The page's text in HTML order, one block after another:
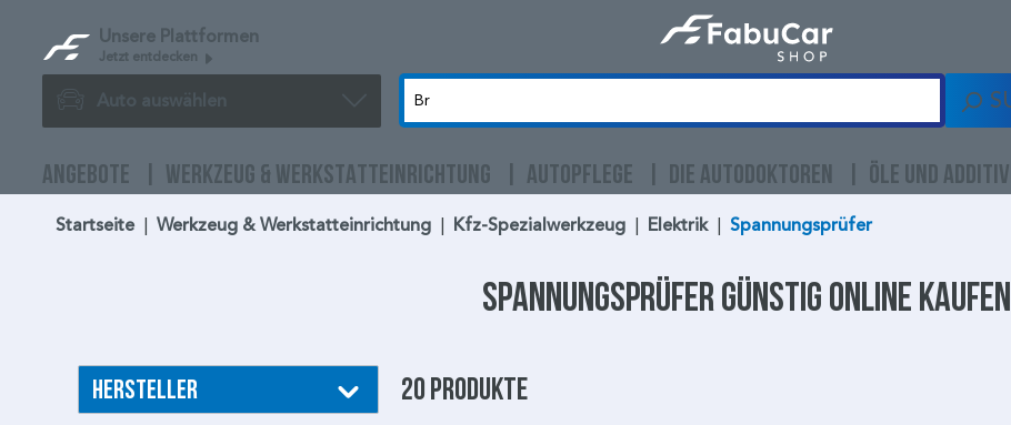
Unsere Plattformen
Jetzt entdecken
Auto auswählen
ANGEBOTE WERKZEUG & WERKSTATTEINRICHTUNG AUTOPFLEGE DIE AUTODOKTOREN ÖLE UND
Startseite Werkzeug & Werkstatteinrichtung Kfz-Spezialwerkzeug Elektrik Spannungsprüfer
Spannungsprüfer günstig online kaufen
Hersteller 20 Produkte